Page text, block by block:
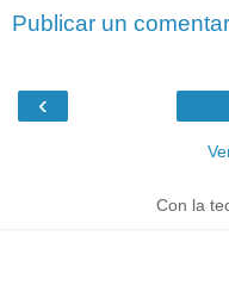
Publicar un
‹
Con la